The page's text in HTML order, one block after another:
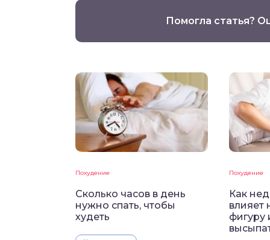
Помогла статья?
Похудение
Сколько часов в день
нужно спать, чтобы
худеть
Похудение
Как
влияет
фигуру